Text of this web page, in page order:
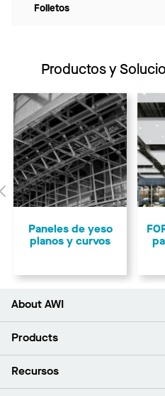
Folletos
Productos y
Anterior
Paneles de yeso
planos y curvos
About AWI
Acerca de nosotros
Sala de prensa
Products
Plafones
Recursos